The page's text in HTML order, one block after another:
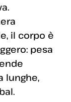
il corpo è
pesa
lunghe,